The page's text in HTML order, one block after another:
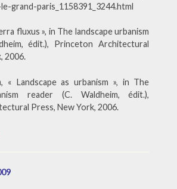
grand-paris_1158391_3244.html
fluxus », in The landscape urbanism
édit.), Princeton Architectural
2006.
« Landscape as urbanism », in The
reader (C. Waldheim, édit.),
Press, New York, 2006.